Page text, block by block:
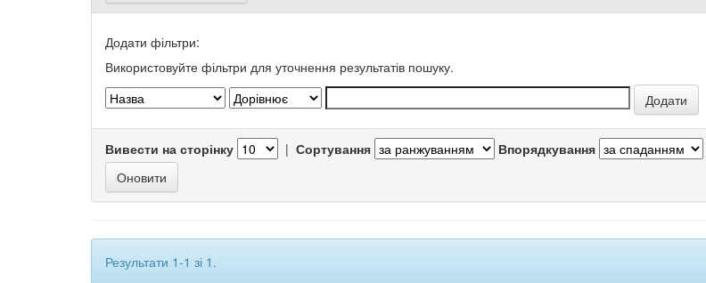
Додати фільтри:
Використовуйте фільтри для уточнення результатів пошуку.
Вивести на сторінку | Сортування Впорядкування
Результати 1-1 зі 1.